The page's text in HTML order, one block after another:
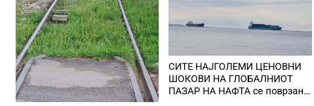
СИТЕ НАЈГОЛЕМИ ЦЕНОВНИ
ШОКОВИ НА ГЛОБАЛНИОТ
ПАЗАР НА НАФТА се поврзани